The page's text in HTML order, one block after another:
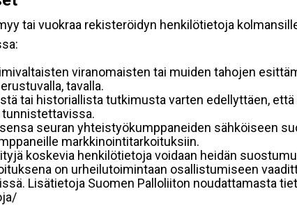
tai vuokraa rekisteröidyn henkilötietoja
viranomaisten tai muiden tahojen
tavalla.
tai historiallista tutkimusta varten edellyttäen,
tunnistettavissa.
seuran yhteistyökumppaneiden sähköiseen
markkinointitarkoituksiin.
koskevia henkilötietoja voidaan heidän
on urheilutoimintaan osallistumiseen
Lisätietoja Suomen Palloliiton noudattamasta